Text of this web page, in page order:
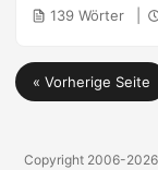
betroffen: ...
139 Wörter
« Vorherige Seite
Copyright 2006-